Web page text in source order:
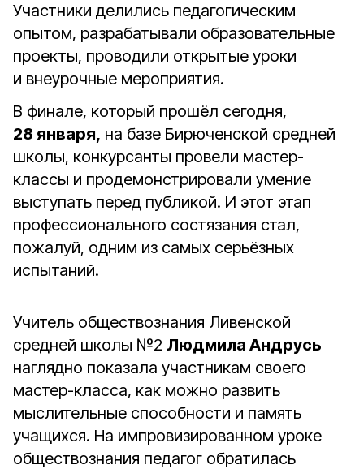
Участники делились педагогическим
опытом, разрабатывали образовательные
проекты, проводили открытые уроки
и внеурочные мероприятия.
В финале, который прошёл сегодня,
28 января, на базе Бирюченской средней
школы, конкурсанты провели мастер-
классы и продемонстрировали умение
выступать перед публикой. И этот этап
профессионального состязания стал,
пожалуй, одним из самых серьёзных
испытаний.
Учитель обществознания Ливенской
средней школы №2 Людмила Андрусь
наглядно показала участникам своего
мастер-класса, как можно развить
мыслительные способности и память
учащихся. На импровизированном уроке
обществознания педагог обратилась